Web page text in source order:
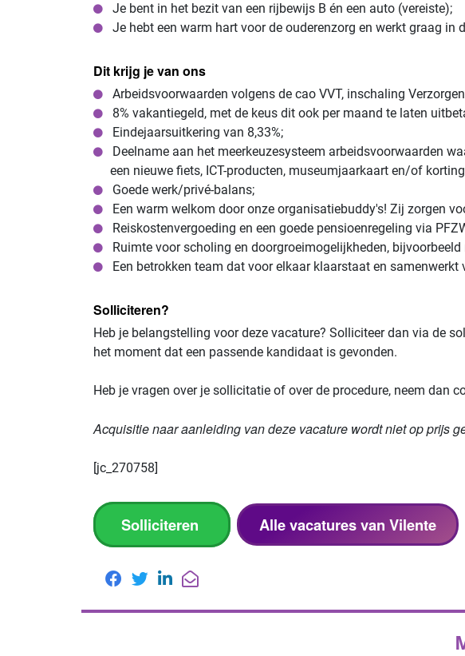
Je bent in het bezit van een rijbewijs B én een auto (vereiste);
Je hebt een warm hart voor de ouderenzorg en werkt graag in
Dit krijg je van ons
Arbeidsvoorwaarden volgens de cao VVT, inschaling
8% vakantiegeld, met de keus dit ook per maand te laten
Eindejaarsuitkering van 8,33%;
Deelname aan het meerkeuzesysteem arbeidsvoorwaarden
een nieuwe fiets, ICT-producten, museumjaarkaart en/of
Goede werk/privé-balans;
Een warm welkom door onze organisatiebuddy's! Zij zorgen
Reiskostenvergoeding en een goede pensioenregeling via
Ruimte voor scholing en doorgroeimogelijkheden,
Een betrokken team dat voor elkaar klaarstaat en samenwerkt
Solliciteren?
Heb je belangstelling voor deze vacature? Solliciteer dan via de
het moment dat een passende kandidaat is gevonden.
Heb je vragen over je sollicitatie of over de procedure, neem dan
Acquisitie naar aanleiding van deze vacature wordt niet op prijs
[jc_270758]
Solliciteren Alle vacatures van Vilente